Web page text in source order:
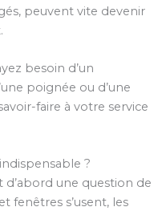
peuvent vite devenir
besoin d’un
poignée ou d’une
faire à votre service
?
une question de
fenêtres s’usent, les